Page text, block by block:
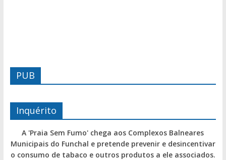
PUB
Inquérito
A 'Praia Sem Fumo' chega aos Complexos Balneares
Municipais do Funchal e pretende prevenir e desincentivar
o consumo de tabaco e outros produtos a ele associados.